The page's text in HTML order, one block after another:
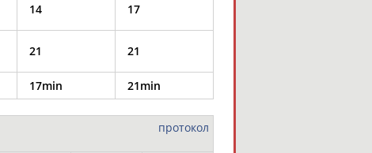
14 17
21 21
17min 21min
протокол